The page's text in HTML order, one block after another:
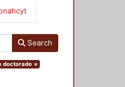
Search
doctorado ×